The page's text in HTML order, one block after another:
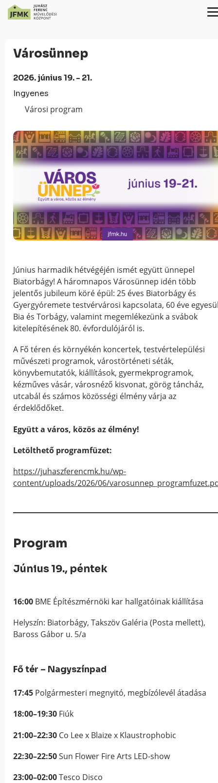
Content
navigációhoz
Városünnep
2026. június 19. - 21.
Ingyenes
Városi program
Június harmadik hétvégéjén ismét együtt ünnepel
Biatorbágy! A háromnapos Városünnep idén több
jelentős jubileum köré épül: 25 éves Biatorbágy és
Gyergyóremete testvérvárosi kapcsolata, 60 éve
Bia és Torbágy, valamint megemlékezünk a svábok
kitelepítésének 80. évfordulójáról is.
A Fő téren és környékén koncertek, testvértelepülési
művészeti programok, várostörténeti séták,
könyvbemutatók, kiállítások, gyermekprogramok,
kézműves vásár, városnéző kisvonat, görög táncház,
utcabál és számos közösségi élmény várja az
érdeklődőket.
Együtt a város, közös az élmény!
Letölthető programfüzet:
https://juhaszferencmk.hu/wp-
content/uploads/2026/06/
Program
Június 19., péntek
16:00 BME Építészmérnöki kar hallgatóinak kiállítása
Helyszín: Biatorbágy, Takszöv Galéria (Posta mellett),
Baross Gábor u. 5/a
Fő tér – Nagyszínpad
17:45 Polgármesteri megnyitó, megbízólevél átadása
18:00–19:30 Fiúk
21:00–22:30 Co Lee x Blaize x Klaustrophobic
22:30–22:50Sun Flower Fire Arts LED-show
23:00–02:00Tesco Disco